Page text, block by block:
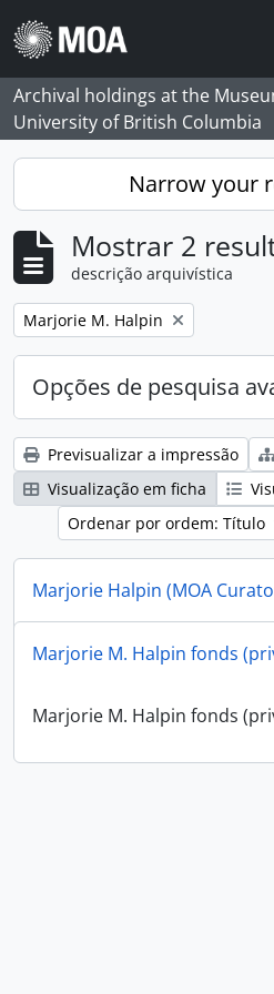
Skip to main content
Archival holdings at the
University of British Columbia
Narrow your
Mostrar 2
descrição arquivística
Remove filter:
Marjorie M. Halpin
Opções de pesquisa
Previsualizar a impressão
Visualização em ficha
Ordenar por ordem: Título
Marjorie Halpin (MOA
Marjorie Halpin (MOA
Marjorie M. Halpin fonds
Marjorie M. Halpin fonds